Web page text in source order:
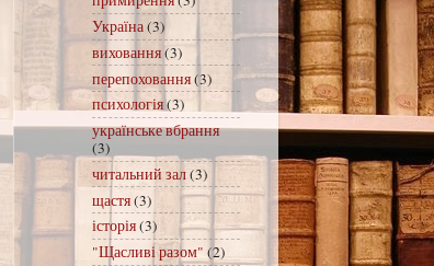
Україна(3)
виховання(3)
перепоховання(3)
психологія(3)
українське вбрання
(3)
читальний зал(3)
щастя(3)
історія(3)
"Щасливі разом" (2)